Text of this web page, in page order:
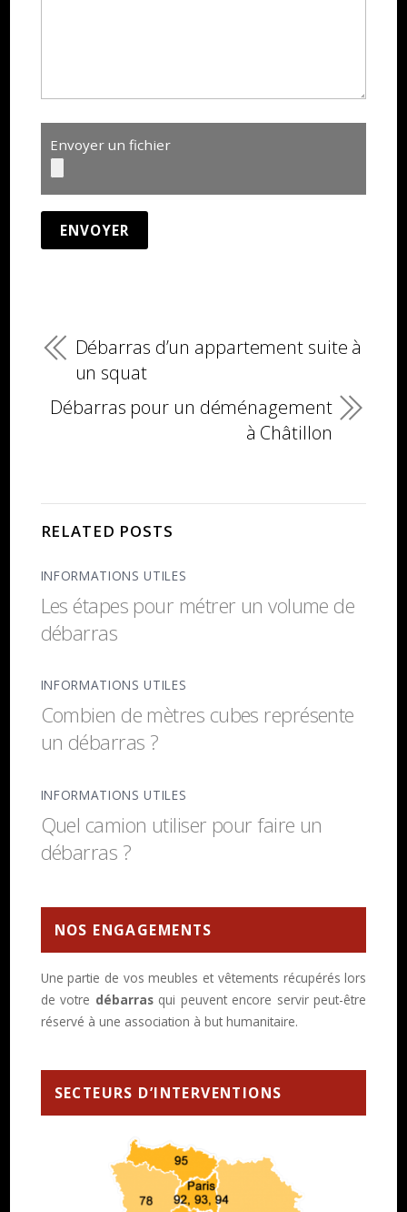
Envoyer un fichier
Débarras d’un appartement suite à
un squat
Débarras pour un déménagement
à Châtillon
RELATED POSTS
INFORMATIONS UTILES
Les étapes pour métrer un volume de
débarras
INFORMATIONS UTILES
Combien de mètres cubes représente
un débarras ?
INFORMATIONS UTILES
Quel camion utiliser pour faire un
débarras ?
NOS ENGAGEMENTS
Une partie de vos meubles et vêtements récupérés lors
de votre débarrasqui peuvent encore servir peut-être
réservé à une association à but humanitaire.
SECTEURS D’INTERVENTIONS